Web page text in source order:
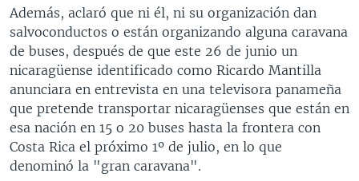
Además, aclaró que ni él, ni su organización dan
salvoconductos o están organizando alguna caravana
de buses, después de que este 26 de junio un
nicaragüense identificado como Ricardo Mantilla
anunciara en entrevista en una televisora panameña
que pretende transportar nicaragüenses que están en
esa nación en 15 o 20 buses hasta la frontera con
Costa Rica el próximo 1º de julio, en lo que
denominó la "gran caravana".